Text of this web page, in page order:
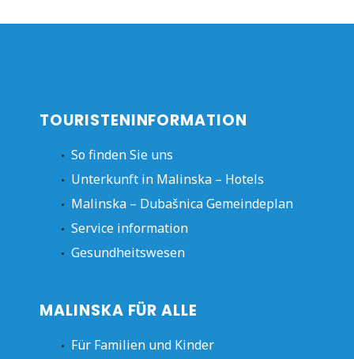
TOURISTENINFORMATION
So finden Sie uns
Unterkunft in Malinska – Hotels
Malinska – Dubašnica Gemeindeplan
Service information
Gesundheitswesen
MALINSKA FÜR ALLE
Für Familien und Kinder